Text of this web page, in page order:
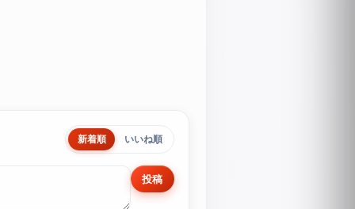
新着順 いいね順
投稿